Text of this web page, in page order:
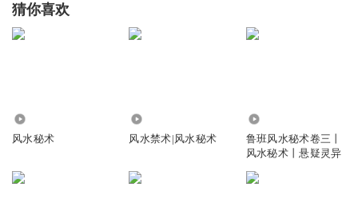
猜你喜欢
风水秘术 风水禁术|风水秘术
鲁班风水秘术卷三丨
风水秘术丨悬疑灵异